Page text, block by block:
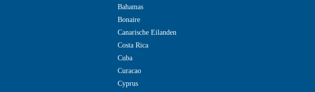
Bahamas
Bonaire
Canarische Eilanden
Costa Rica
Cuba
Curacao
Cyprus